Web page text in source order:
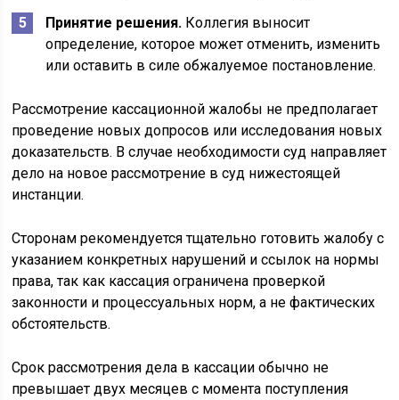
Принятие решения. Коллегия выносит
определение, которое может отменить, изменить
или оставить в силе обжалуемое постановление.
Рассмотрение кассационной жалобы не предполагает
проведение новых допросов или исследования новых
доказательств. В случае необходимости суд направляет
дело на новое рассмотрение в суд нижестоящей
инстанции.
Сторонам рекомендуется тщательно готовить жалобу с
указанием конкретных нарушений и ссылок на нормы
права, так как кассация ограничена проверкой
законности и процессуальных норм, а не фактических
обстоятельств.
Срок рассмотрения дела в кассации обычно не
превышает двух месяцев с момента поступления